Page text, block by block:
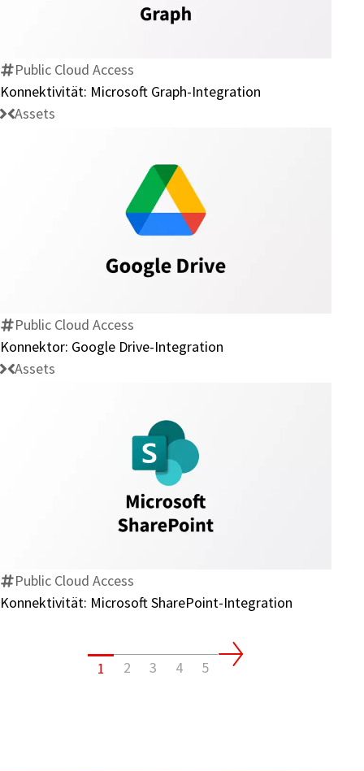
Graph-
Public Cloud Access
Konnektivität: Microsoft Graph-Integration
Assets
Konnektor:
Google
Drive-
Public Cloud Access
Konnektor: Google Drive-Integration
Assets
Konnektivität:
Microsoft
SharePoint-
Public Cloud Access
Konnektivität: Microsoft SharePoint-Integration
1 2 3 4 5